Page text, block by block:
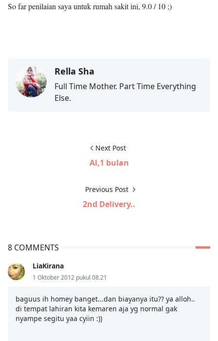
So far penilaian saya untuk rumah sakit ini, 9.0 / 10 ;)
Rella Sha
Full Time Mother. Part Time Everything
Else.
Next Post
Al,1 bulan
Previous Post
2nd Delivery..
8 COMMENTS
LiaKirana
1 Oktober 2012 pukul 08.21
baguus ih homey banget...dan biayanya itu?? ya alloh..
di tempat lahiran kita kemaren aja yg normal gak
nyampe segitu yaa cyiin :))